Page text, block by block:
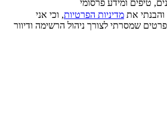
טיפים ומידע פרסומי
את מדיניות הפרטיות, וכי אני
שמסרתי לצורך ניהול הרשימה ודיוור